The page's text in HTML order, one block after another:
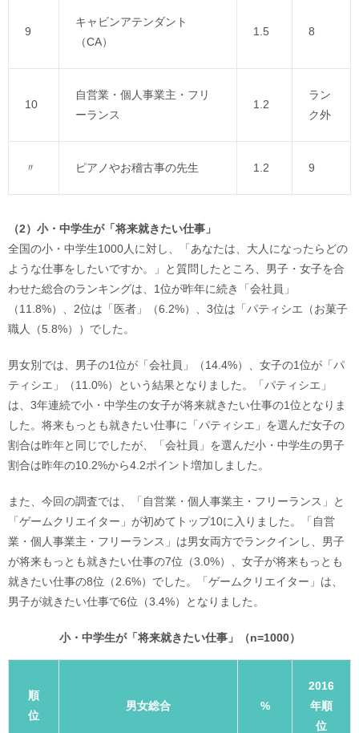
9
キャビンアテンダント
（CA）
1.5 8
10
自営業・個人事業主・フリ
ーランス
1.2
ラン
ク外
〃 ピアノやお稽古事の先生 1.2 9
（2）小・中学生が「将来就きたい仕事」
全国の小・中学生1000人に対し、「あなたは、大人になったらどの
ような仕事をしたいですか。」と質問したところ、男子・女子を合
わせた総合のランキングは、1位が昨年に続き「会社員」
（11.8%）、2位は「医者」（6.2%）、3位は「パティシエ（お菓子
職人（5.8%））でした。
男女別では、男子の1位が「会社員」（14.4%）、女子の1位が「パ
ティシエ」（11.0%）という結果となりました。「パティシエ」
は、3年連続で小・中学生の女子が将来就きたい仕事の1位となりま
した。将来もっとも就きたい仕事に「パティシエ」を選んだ女子の
割合は昨年と同じでしたが、「会社員」を選んだ小・中学生の男子
割合は昨年の10.2%から4.2ポイント増加しました。
また、今回の調査では、「自営業・個人事業主・フリーランス」と
「ゲームクリエイター」が初めてトップ10に入りました。「自営
業・個人事業主・フリーランス」は男女両方でランクインし、男子
が将来もっとも就きたい仕事の7位（3.0%）、女子が将来もっとも
就きたい仕事の8位（2.6%）でした。「ゲームクリエイター」は、
男子が就きたい仕事で6位（3.4%）となりました。
小・中学生が「将来就きたい仕事」（n=1000）
順
位
男女総合 %
2016
年順
位